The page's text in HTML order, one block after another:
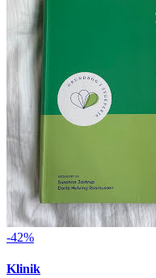
-42%
Klinik